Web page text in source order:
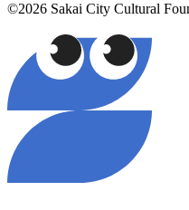
©2026 Sakai City Cultural